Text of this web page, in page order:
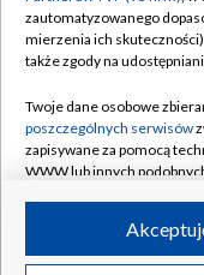
Centrum informacji
Naziemna
Rada Programowa
System NOS
Informacje o
Program dla prasy
©2026
zautomatyzowanego
mierzenia ich
także zgody na
Twoje dane osobowe
poszczególnych serwisów
zapisywane za pomocą
WWW lub innych
ruchu w Internecie.